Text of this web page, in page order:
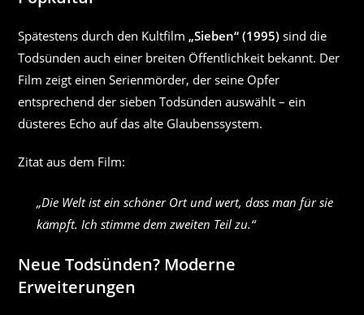
Spätestens durch den Kultfilm„Sieben“ (1995) sind die
Todsünden auch einer breiten Öffentlichkeit bekannt. Der
Film zeigt einen Serienmörder, der seine Opfer
entsprechend der sieben Todsünden auswählt – ein
düsteres Echo auf das alte Glaubenssystem.
Zitat aus dem Film:
„Die Welt ist ein schöner Ort und wert, dass man für sie
kämpft. Ich stimme dem zweiten Teil zu.“
Neue Todsünden? Moderne
Erweiterungen